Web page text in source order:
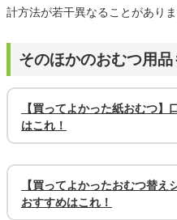
計方法が若干異なることがありま
そのほかのおむつ用品
【買ってよかった紙おむつ
はこれ！
【買ってよかったおむつ替
おすすめはこれ！